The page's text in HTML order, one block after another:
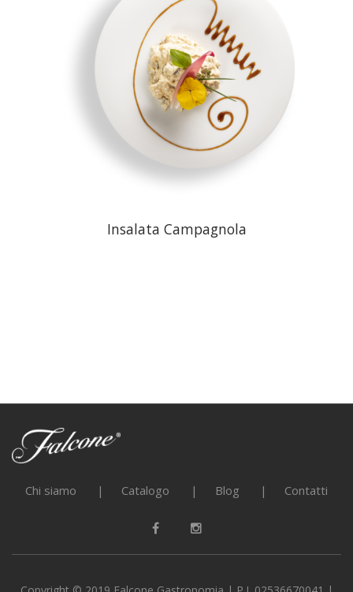
Insalata Campagnola
Chi siamo Catalogo Blog Contatti